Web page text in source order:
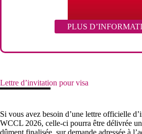
PLUS
Lettre d’invitation pour visa
Si vous avez besoin d’une lettre officielle
WCCL 2026, celle-ci pourra être délivrée